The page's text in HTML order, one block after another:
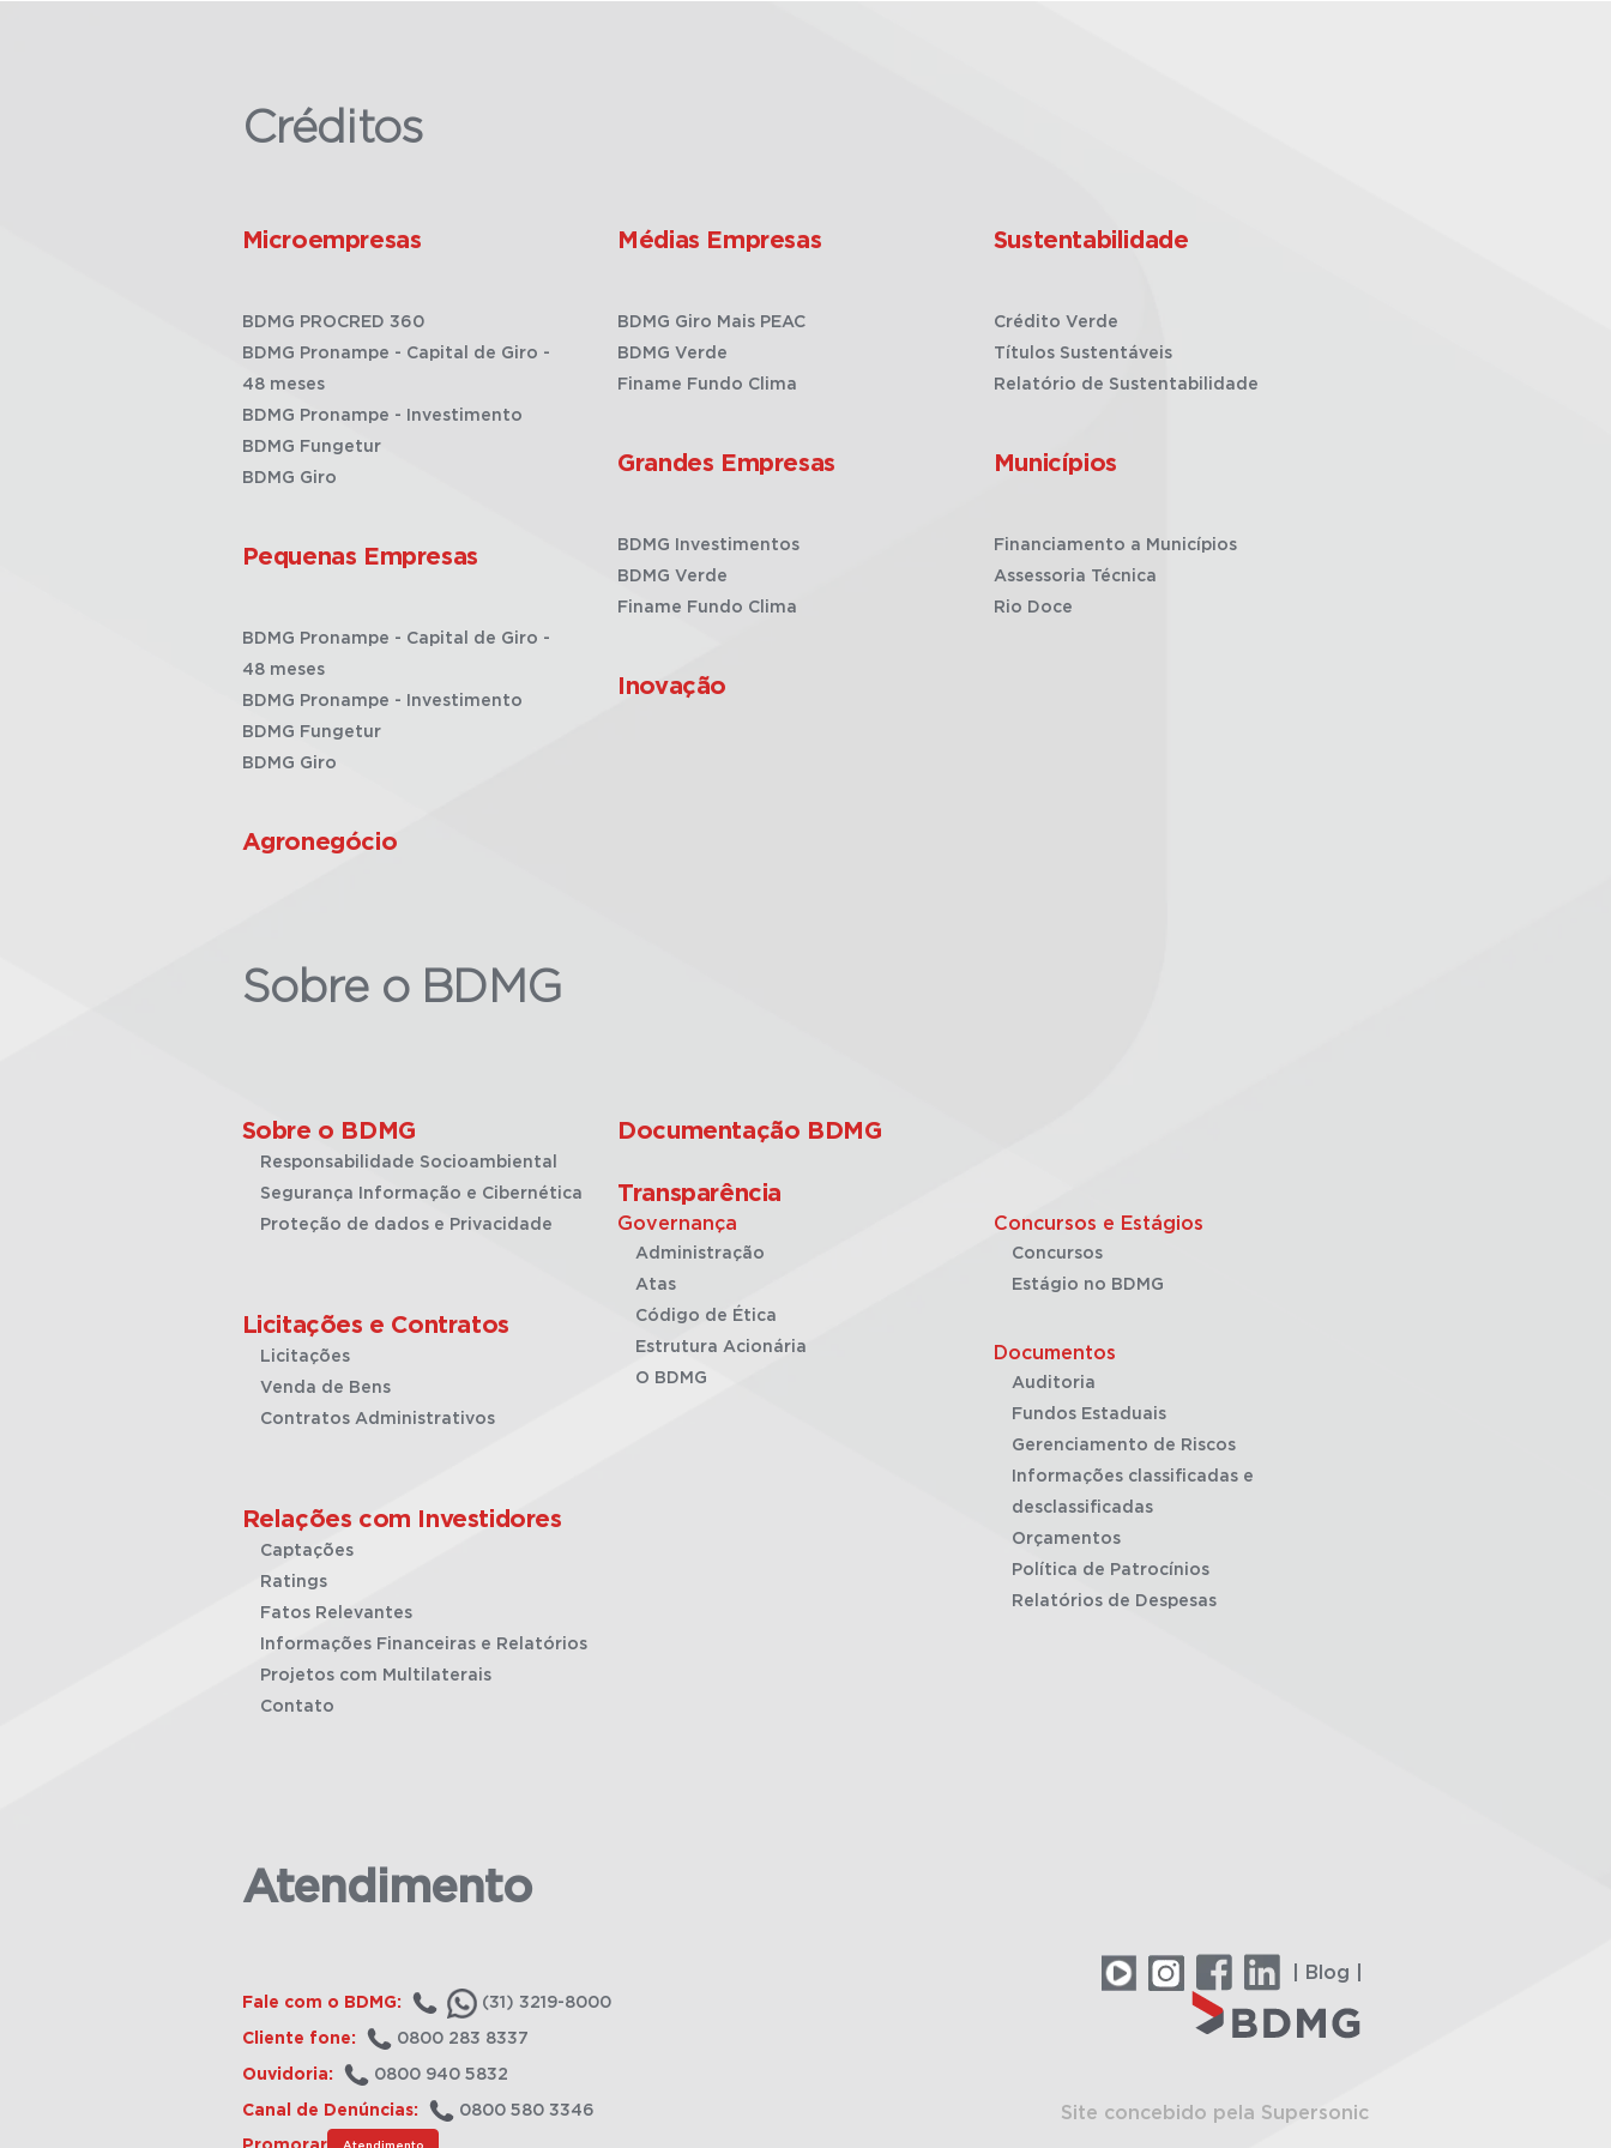
Créditos
Microempresas
BDMG PROCRED 360
BDMG Pronampe - Capital de Giro -
48 meses
BDMG Pronampe - Investimento
BDMG Fungetur
BDMG Giro
Pequenas Empresas
BDMG Pronampe - Capital de Giro -
48 meses
BDMG Pronampe - Investimento
BDMG Fungetur
BDMG Giro
Agronegócio
Médias Empresas
BDMG Giro Mais PEAC
BDMG Verde
Finame Fundo Clima
Grandes Empresas
BDMG Investimentos
BDMG Verde
Finame Fundo Clima
Inovação
Sustentabilidade
Crédito Verde
Títulos Sustentáveis
Relatório de Sustentabilidade
Municípios
Financiamento a Municípios
Assessoria Técnica
Rio Doce
Sobre o BDMG
Sobre o BDMG
Responsabilidade Socioambiental
Segurança Informação e Cibernética
Proteção de dados e Privacidade
Licitações e Contratos
Licitações
Venda de Bens
Contratos Administrativos
Relações com Investidores
Captações
Ratings
Fatos Relevantes
Informações Financeiras e Relatórios
Projetos com Multilaterais
Contato
Documentação BDMG
Transparência
Governança
Administração
Atas
Código de Ética
Estrutura Acionária
O BDMG
Concursos e Estágios
Concursos
Estágio no BDMG
Documentos
Auditoria
Fundos Estaduais
Gerenciamento de Riscos
Informações classificadas e
desclassificadas
Orçamentos
Política de Patrocínios
Relatórios de Despesas
Atendimento
Fale com o BDMG: (31) 3219-8000
Cliente fone: 0800 283 8337
Ouvidoria: 0800 940 5832
Canal de Denúncias: 0800 580 3346
Atendimento
| Blog |
Site concebido pela Supersonic